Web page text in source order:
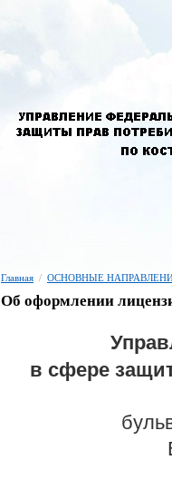
Главная / ОСНОВНЫЕ
Об оформлении
в сфере